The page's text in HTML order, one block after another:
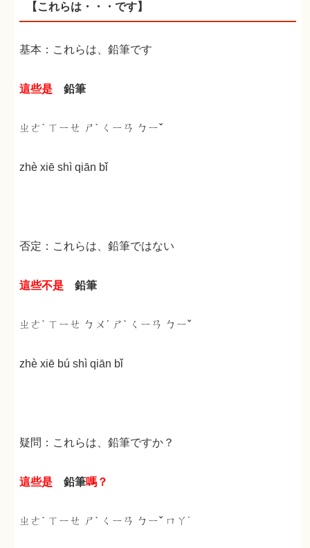
【これらは・・・です】
基本：これらは、鉛筆です
這些是 鉛筆
ㄓㄜˋ ㄒㄧㄝ ㄕˋ ㄑㄧㄢ ㄅㄧˇ
zhè xiē shì qiān bǐ
否定：これらは、鉛筆ではない
這些不是 鉛筆
ㄓㄜˋ ㄒㄧㄝ ㄅㄨˊ ㄕˋ ㄑㄧㄢ ㄅㄧˇ
zhè xiē bú shì qiān bǐ
疑問：これらは、鉛筆ですか？
這些是 鉛筆嗎？
ㄓㄜˋ ㄒㄧㄝ ㄕˋ ㄑㄧㄢ ㄅㄧˇ ㄇㄚ˙